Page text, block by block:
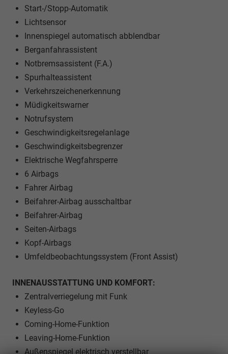
Start-/Stopp-Automatik
Lichtsensor
Innenspiegel automatisch abblendbar
Berganfahrassistent
Notbremsassistent (F.A.)
Spurhalteassistent
Verkehrszeichenerkennung
Müdigkeitswarner
Notrufsystem
Geschwindigkeitsregelanlage
Geschwindigkeitsbegrenzer
Elektrische Wegfahrsperre
6 Airbags
Fahrer Airbag
Beifahrer-Airbag ausschaltbar
Beifahrer-Airbag
Seiten-Airbags
Kopf-Airbags
Umfeldbeobachtungssystem (Front Assist)
INNENAUSSTATTUNG UND KOMFORT:
Zentralverriegelung mit Funk
Keyless-Go
Coming-Home-Funktion
Leaving-Home-Funktion
Außenspiegel elektrisch verstellbar